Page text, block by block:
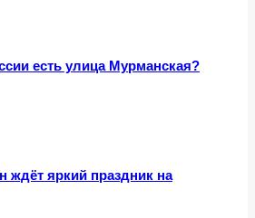
есть улица Мурманская?
ждёт яркий праздник на